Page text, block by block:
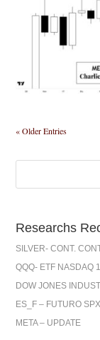
« Older Entries
Researchs
SILVER- CONT.
QQQ- ETF NASDAQ
DOW JONES
ES_F – FUTURO
META – UPDATE